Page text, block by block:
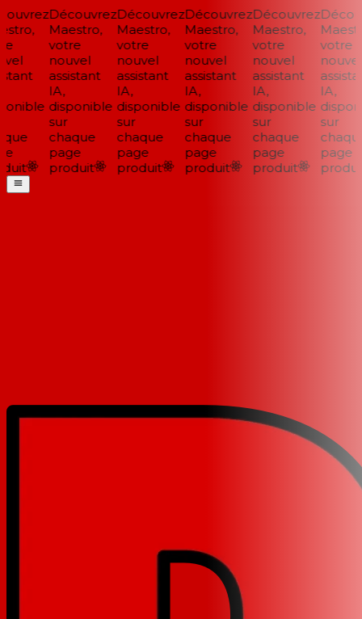
Découvrez
Maestro,
votre
nouvel
assistant
IA,
disponible
sur
chaque
page
produit
Découvrez
Maestro,
votre
nouvel
assistant
IA,
disponible
sur
chaque
page
produit
Découvrez
Maestro,
votre
nouvel
assistant
IA,
disponible
sur
chaque
page
produit
Découvrez
Maestro,
votre
nouvel
assistant
IA,
disponible
sur
chaque
page
produit
votre
nouvel
IA,
sur
chaque
page
produit